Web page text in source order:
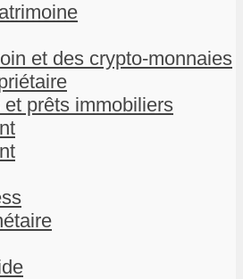
et des crypto-monnaies
prêts immobiliers